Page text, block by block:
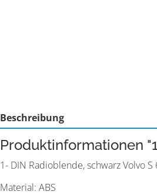
Beschreibung
Produktinformationen
1- DIN Radioblende, schwarz Volvo S
Material: ABS